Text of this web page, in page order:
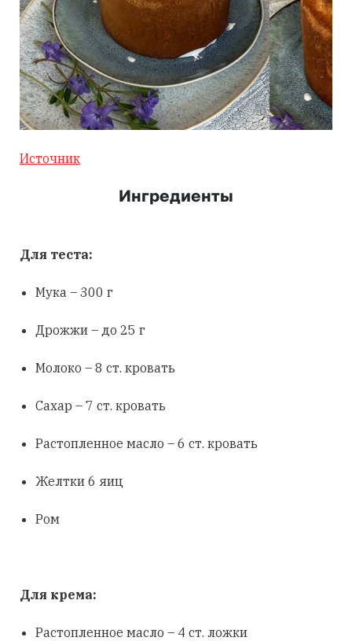
Источник
Ингредиенты
Для теста:
Мука – 300 г
Дрожжи – до 25 г
Молоко – 8 ст. кровать
Сахар – 7 ст. кровать
Растопленное масло – 6 ст. кровать
Желтки 6 яиц
Ром
Для крема:
Растопленное масло – 4 ст. ложки